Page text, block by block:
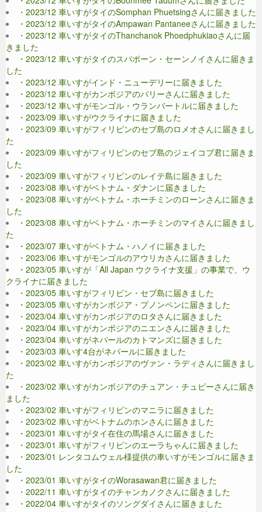
・2023/12 車いすがタイのSomphan Phuetsingさんに届きました
・2023/12 車いすがタイのAmpawan Pantaneeさんに届きました
・2023/12 車いすがタイのThanchanok Phoedphukiaoさんに届
きました
・2023/12 車いすがタイのスパポーン・セーンノイさんに届きま
した
・2023/12 車いすがインド・ニューデリーに届きました
・2023/12 車いすがカンボジアのパリーさんに届きました
・2023/12 車いすがモンゴル・ウランバートルに届きました
・2023/09 車いすがウクライナに届きました
・2023/09 車いすがフィリピンのセブ島のロメオさんに届きまし
た
・2023/09 車いすがフィリピンのセブ島のジェイコブ君に届きま
した
・2023/09 車いすがフィリピンのレイテ島に届きました
・2023/08 車いすがベトナム・ダナンに届きました
・2023/08 車いすがベトナム・ホーチミンのローンさんに届きま
した
・2023/08 車いすがベトナム・ホーチミンのマイさんに届きまし
た
・2023/07 車いすがベトナム・ハノイに届きました
・2023/06 車いすがモンゴルのアウリカさんに届きました
・2023/05 車いすが「All Japan ウクライナ支援」の事業で、ウ
クライナに届きました
・2023/05 車いすがフィリピン・セブ島に届きました
・2023/05 車いすがカンボジア・プノンペンに届きました
・2023/04 車いすがカンボジアのロタさんに届きました
・2023/04 車いすがカンボジアのニエンさんに届きました
・2023/04 車いすがネパールのカトマンズに届きました
・2023/03 車いす4台がネパールに届きました
・2023/02 車いすがカンボジアのヴァン・ラディさんに届きまし
た
・2023/02 車いすがカンボジアのチュアン・チュピーさんに届き
ました
・2023/02 車いすがフィリピンのマニラに届きました
・2023/02 車いすがベトナムのホンさんに届きました
・2023/01 車いすがタイ在住の馬場さんに届きました
・2023/01 車いすがフィリピンのエーラちゃんに届きました
・2023/01 レンタコムウェル様提供の車いすがモンゴルに届きま
した
・2023/01 車いすがタイのWorasawan君に届きました
・2022/11 車いすがタイのチャンカノクさんに届きました
・2022/04 車いすがタイのソングダイさんに届きました